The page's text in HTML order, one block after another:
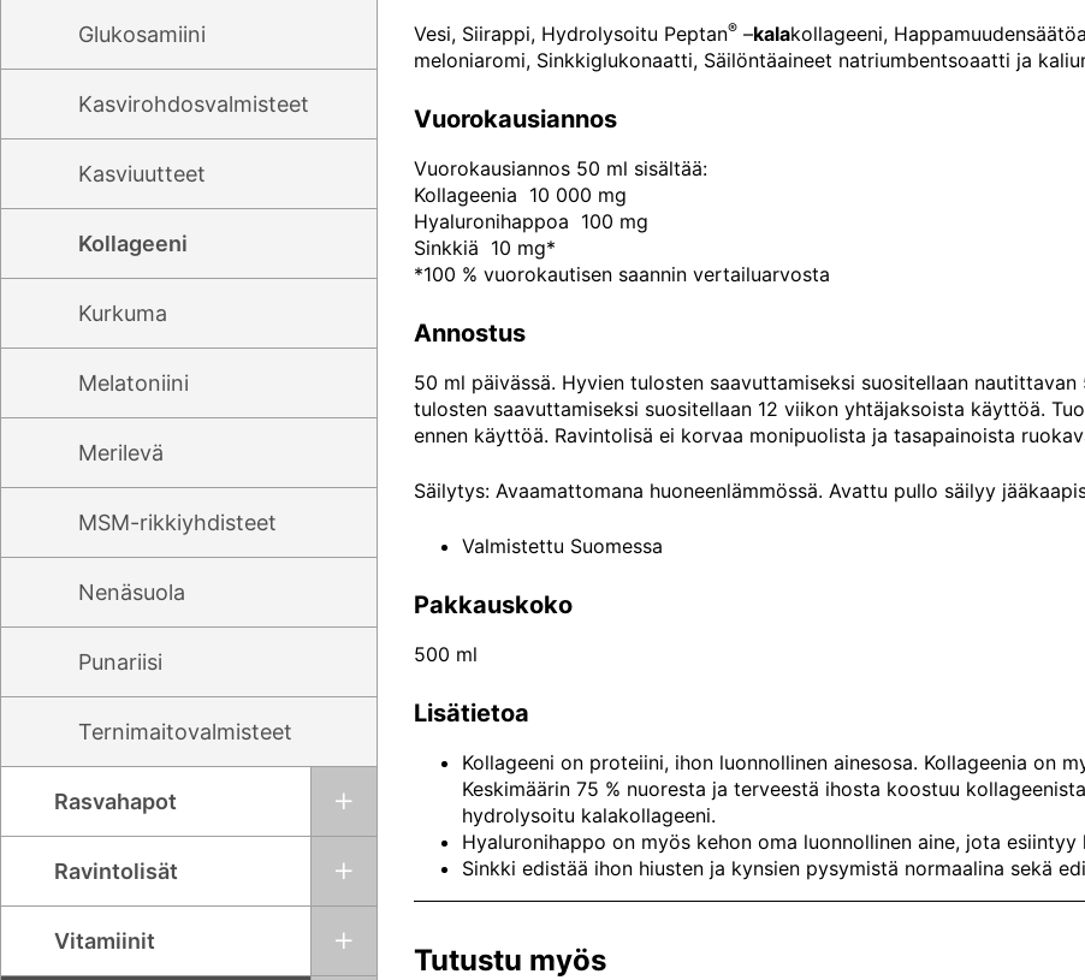
Glukosamiini
Kasvirohdosvalmisteet
Kasviuutteet
Kollageeni
Kurkuma
Melatoniini
Merilevä
MSM-rikkiyhdisteet
Nenäsuola
Punariisi
Ternimaitovalmisteet
Rasvahapot
Ravintolisät
Vitamiinit
Vesi, Siirappi, Hydrolysoitu Peptan®–kalakollageeni,
meloniaromi, Sinkkiglukonaatti, Säilöntäaineet natriumbentsoaatti ja
Vuorokausiannos
Vuorokausiannos 50 ml sisältää:
Kollageenia 10 000 mg
Hyaluronihappoa 100 mg
Sinkkiä 10 mg*
*100 % vuorokautisen saannin vertailuarvosta
Annostus
50 ml päivässä. Hyvien tulosten saavuttamiseksi suositellaan
tulosten saavuttamiseksi suositellaan 12 viikon yhtäjaksoista käyttöä.
ennen käyttöä. Ravintolisä ei korvaa monipuolista ja tasapainoista
Säilytys: Avaamattomana huoneenlämmössä. Avattu pullo säilyy
Valmistettu Suomessa
Pakkauskoko
500 ml
Lisätietoa
Kollageeni on proteiini, ihon luonnollinen ainesosa. Kollageenia on
Keskimäärin 75 % nuoresta ja terveestä ihosta koostuu
hydrolysoitu kalakollageeni.
Hyaluronihappo on myös kehon oma luonnollinen aine, jota esiintyy
Sinkki edistää ihon hiusten ja kynsien pysymistä normaalina sekä
Tutustu myös